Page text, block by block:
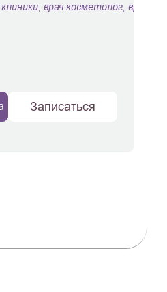
врач косметолог, врач
Записаться